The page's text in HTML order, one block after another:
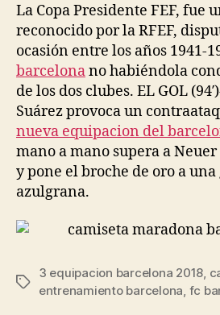
La Copa Presidente FEF, fue
reconocido por la RFEF,
ocasión entre los años 1941-
barcelonano habiéndola
de los dos clubes. EL GOL
Suárez provoca un
nueva equipacion del
mano a mano supera a
y pone el broche de oro a
azulgrana.
Etiquetas
3 equipacion barcelona 2018,
entrenamiento barcelona, fc